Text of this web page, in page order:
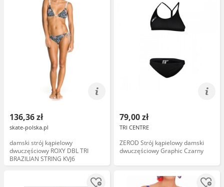
136,36 zł
skate-polska.pl
damski strój kąpielowy
dwuczęściowy ROXY DBL TRI
BRAZILIAN STRING KVJ6
79,00 zł
TRI CENTRE
ZEROD Strój kąpielowy damski
dwuczęściowy Graphic Czarny